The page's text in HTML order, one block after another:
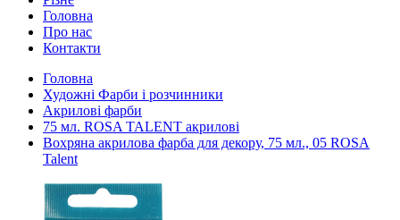
Головна
Про нас
Контакти
Головна
Художні Фарби і розчинники
Акрилові фарби
75 мл. ROSA TALENT акрилові
Вохряна акрилова фарба для декору, 75 мл., 05 ROSA
Talent